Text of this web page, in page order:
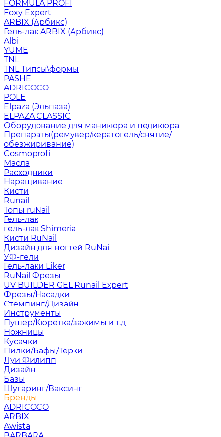
FORMULA PROFI
Foxy Expert
ARBIX (Арбикс)
Гель-лак ARBIX (Арбикс)
Albi
YUME
TNL
TNL Типсы\формы
PASHE
ADRICOCO
POLE
Elpaza (Эльпаза)
ELPAZA CLASSIC
Оборудование для маникюра и педикюра
Препараты(ремувер/кератогель/снятие/
обезжиривание)
Cosmoprofi
Масла
Расходники
Наращивание
Кисти
Runail
Топы ruNail
Гель-лак
гель-лак Shimeria
Кисти RuNail
Дизайн для ногтей RuNail
УФ-гели
Гель-лаки Liker
RuNail Фрезы
UV BUILDER GEL Runail Expert
Фрезы/Насадки
Стемпинг/Дизайн
Инструменты
Пушер/Кюретка/зажимы и т.д
Ножницы
Кусачки
Пилки/Бафы/Тёрки
Луи Филипп
Дизайн
Базы
Шугаринг/Ваксинг
Бренды
ADRICOCO
ARBIX
Awista